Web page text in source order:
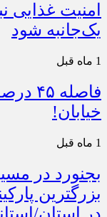
امنیت غذایی
یک‌جانبه شود
1 ماه قبل
خیابان!
1 ماه قبل
بجنورد در
بزرگترین
در استان/